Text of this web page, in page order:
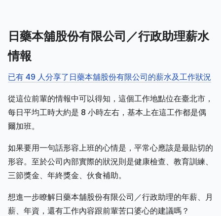
日藥本舖股份有限公司／行政助理薪水
情報
已有 49 人分享了日藥本舖股份有限公司的薪水及工作狀況
從這位前輩的情報中可以得知，這個工作地點位在臺北市，
每日平均工時大約是 8 小時左右，基本上在這工作都是偶
爾加班。
如果要用一句話形容上班的心情是，平常心應該是最貼切的
形容。至於公司內部實際的狀況則是健康檢查、教育訓練、
三節獎金、年終獎金、伙食補助。
想進一步瞭解日藥本舖股份有限公司／行政助理的年薪、月
薪、年資，還有工作內容跟前輩苦口婆心的建議嗎？